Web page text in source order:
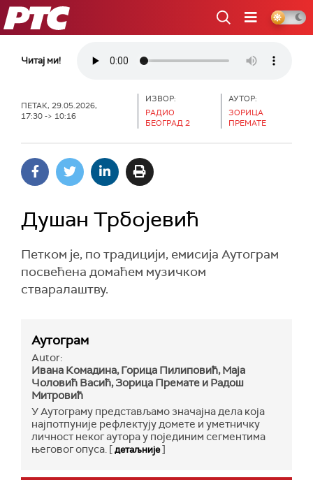
РТС
Читај ми!
ПЕТАК, 29.05.2026,
17:30 -> 10:16
ИЗВОР:
РАДИО
БЕОГРАД 2
АУТОР:
ЗОРИЦА
ПРЕМАТЕ
Душан Трбојевић
Петком је, по традицији, емисија Аутограм
посвећена домаћем музичком
стваралаштву.
Аутограм
Autor:
Ивана Комадина, Горица Пилиповић, Маја
Чоловић Васић, Зорица Премате и Радош
Митровић
У Аутограму представљамо значајна дела која
најпотпуније рефлектују домете и уметничку
личност неког аутора у појединим сегментима
његовог опуса. [детаљније]